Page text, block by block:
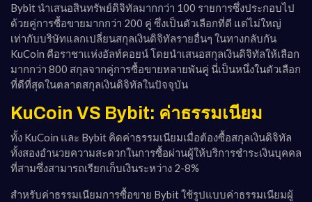
Bybit นำเสนอสินทรัพย์ดิจิทัลมากกว่า 100 รายการซึ่งประกอบไป
ด้วยคู่การซื้อขายมากกว่า 200 คู่ ซึ่งเป็นตัวเลือกที่ดี แต่ไม่ใหญ่
เท่ากับบริษัทแลกเปลี่ยนสกุลเงินดิจิทัลรายอื่นๆ ในทางกลับกัน
KuCoin คือราชาแห่งอัลท์คอยน์ โดยนำเสนอสกุลเงินดิจิทัลให้เลือก
มากกว่า 800 สกุลจากคู่การซื้อขายหลายพันคู่ นี่เป็นหนึ่งในตัวเลือก
ที่ดีที่สุดในตลาดสกุลเงินดิจิทัลในปัจจุบัน
KuCoin VS Bybit: ค่าธรรมเนียม
ทั้ง KuCoin และ Bybit คิดค่าธรรมเนียมเมื่อต้องซื้อสกุลเงินดิจิทัล
ทั้งสองอำนวยความสะดวกในการซื้อผ่านผู้ให้บริการชำระเงินบุคคล
ที่สามซึ่งสามารถเรียกเก็บเงินระหว่าง 2-8%
สำหรับค่าธรรมเนียมการซื้อขาย Bybit ใช้รูปแบบค่าธรรมเนียมผู้